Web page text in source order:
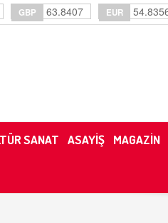
GBP 63.8407 EUR
SANAT ASAYİŞ MAGAZİN